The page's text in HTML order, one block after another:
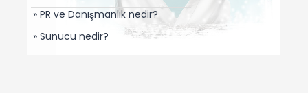
» PR ve Danışmanlık nedir?
» Sunucu nedir?